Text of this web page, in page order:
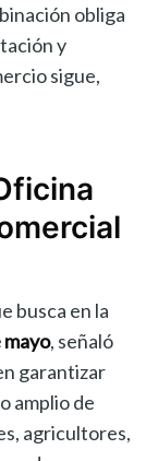
obliga
y
sigue,
busca en la
mayo, señaló
garantizar
amplio de
agricultores,